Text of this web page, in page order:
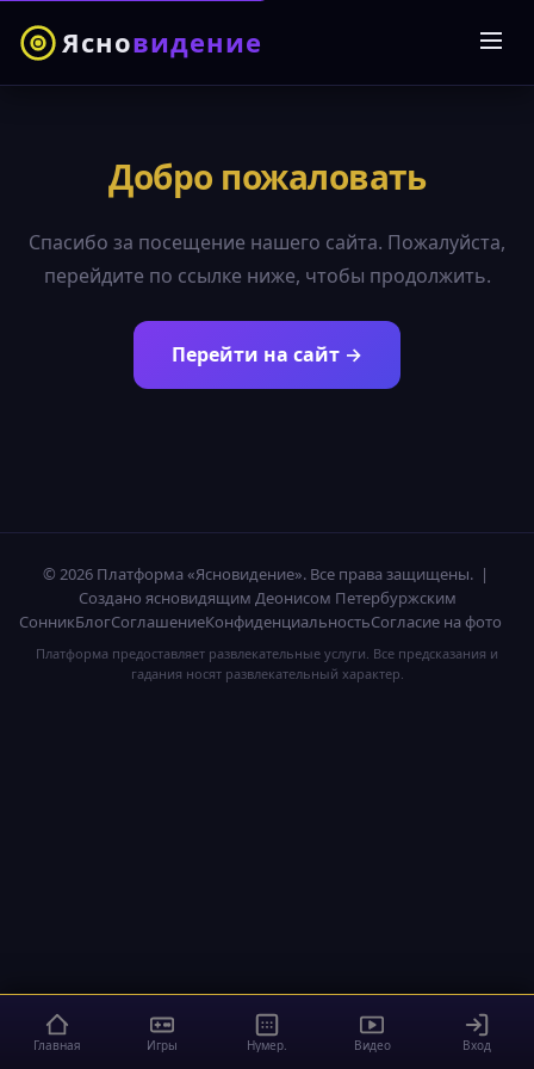
Ясновидение
Добро пожаловать
Спасибо за посещение нашего сайта. Пожалуйста,
перейдите по ссылке ниже, чтобы продолжить.
Перейти на сайт →
© 2026 Платформа «Ясновидение». Все права защищены. |
Создано ясновидящим Деонисом Петербуржским
СонникБлогСоглашениеКонфиденциальностьСогласие на фото
Платформа предоставляет развлекательные услуги. Все предсказания и
гадания носят развлекательный характер.
Главная Игры Нумер. Видео Вход